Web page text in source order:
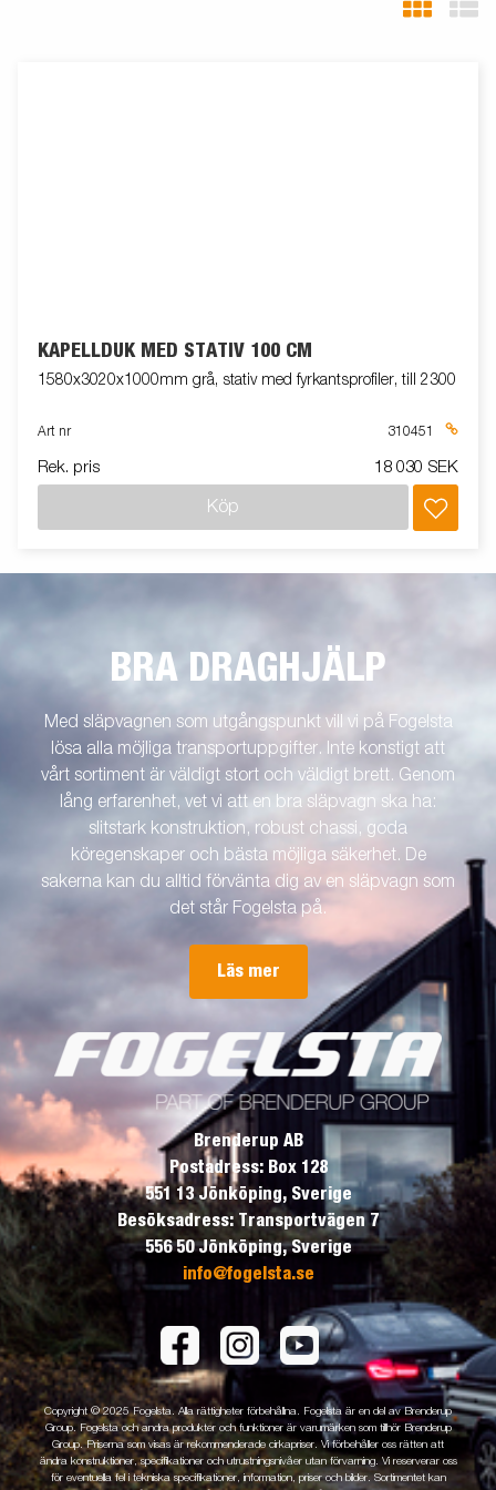
KAPELLDUK MED STATIV 100 CM
1580x3020x1000mm grå, stativ med fyrkantsprofiler, till 2300
Art nr 310451
Rek. pris 18 030 SEK
Köp
BRA DRAGHJÄLP
Med släpvagnen som utgångspunkt vill vi på Fogelsta
lösa alla möjliga transportuppgifter. Inte konstigt att
vårt sortiment är väldigt stort och väldigt brett. Genom
lång erfarenhet, vet vi att en bra släpvagn ska ha:
slitstark konstruktion, robust chassi, goda
köregenskaper och bästa möjliga säkerhet. De
sakerna kan du alltid förvänta dig av en släpvagn som
det står Fogelsta på.
Läs mer
Brenderup AB
Postadress: Box 128
551 13 Jönköping, Sverige
Besöksadress: Transportvägen 7
556 50 Jönköping, Sverige
info@fogelsta.se
Copyright © 2025 Fogelsta. Alla rättigheter förbehållna. Fogelsta är en del av Brenderup
Group. Fogelsta och andra produkter och funktioner är varumärken som tillhör Brenderup
Group. Priserna som visas är rekommenderade cirkapriser. Vi förbehåller oss rätten att
ändra konstruktioner, specifikationer och utrustningsnivåer utan förvarning. Vi reserverar oss
för eventuella fel i tekniska specifikationer, information, priser och bilder. Sortimentet kan